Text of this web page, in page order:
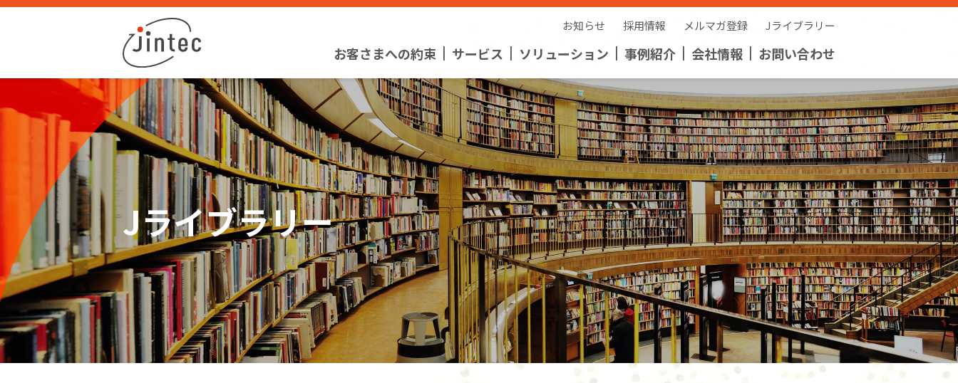
お知らせ 採用情報 メルマガ登録 Jライブラリー
お客さまへの約束 サービス
2
ソリューション 事例紹介 会社情報 お問い合わせ
Jライブラリー